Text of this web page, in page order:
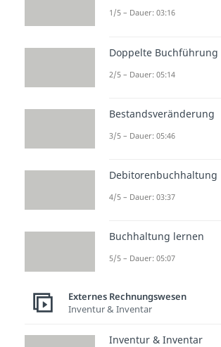
zwei Verfahren: das
Unterschied zwischen
Verfahren liegt und
berechnet werden,
hier im Beitrag und im
Was sind
n und
n?
1/5 – Dauer: 03:16
Doppelte Buchführung
2/5 – Dauer: 05:14
Bestandsveränderung
3/5 – Dauer: 05:46
Debitorenbuchhaltung
4/5 – Dauer: 03:37
Buchhaltung lernen
5/5 – Dauer: 05:07
Externes Rechnungswesen
Inventur & Inventar
Inventur & Inventar